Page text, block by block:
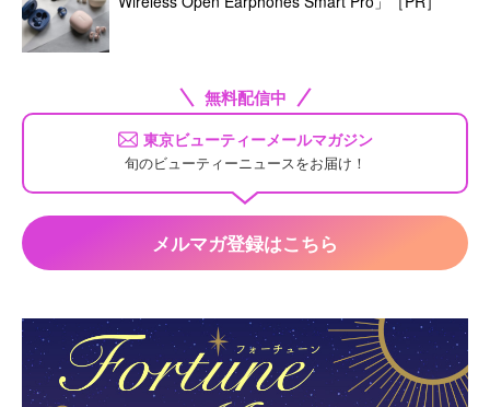
無料配信中
東京ビューティーメールマガジン
旬のビューティーニュースをお届け！
メルマガ登録はこちら